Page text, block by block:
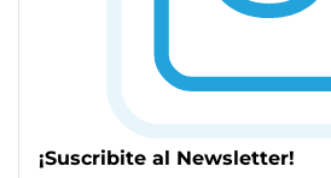
¡Suscribite al Newsletter!